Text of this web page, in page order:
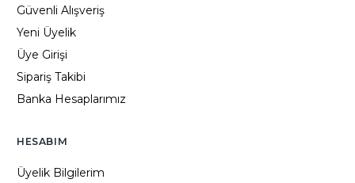
Güvenli Alışveriş
Yeni Üyelik
Üye Girişi
Sipariş Takibi
Banka Hesaplarımız
HESABIM
Üyelik Bilgilerim